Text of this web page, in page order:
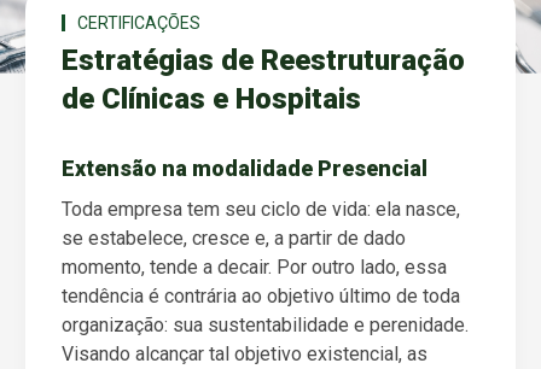
CERTIFICAÇÕES
Estratégias de Reestruturação
de Clínicas e Hospitais
Extensão na modalidade Presencial
Toda empresa tem seu ciclo de vida: ela nasce,
se estabelece, cresce e, a partir de dado
momento, tende a decair. Por outro lado, essa
tendência é contrária ao objetivo último de toda
organização: sua sustentabilidade e perenidade.
Visando alcançar tal objetivo existencial, as